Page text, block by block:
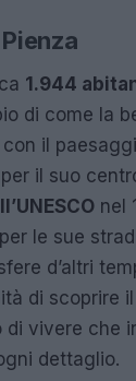
1.944
di come la
il
il suo
nel
le sue
d’altri
di scoprire
di vivere che
dettaglio.